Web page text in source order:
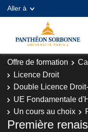
Aller à
Offre de formation
Licence Droit
Double Licence
UE Fondamentale
Un cours au choix
Première